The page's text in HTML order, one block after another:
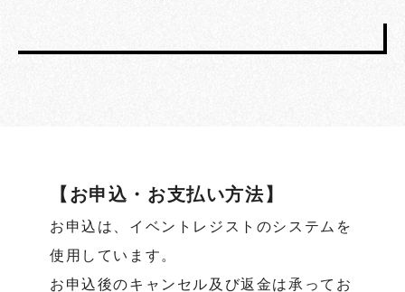
【お申込・お支払い方法】
お申込は、イベントレジストのシステムを
使用しています。
お申込後のキャンセル及び返金は承ってお